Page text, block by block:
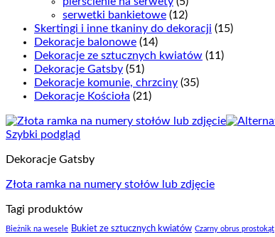
serwetki bankietowe (12)
Skertingi i inne tkaniny do dekoracji (15)
Dekoracje balonowe (14)
Dekoracje ze sztucznych kwiatów (11)
Dekoracje Gatsby (51)
Dekoracje komunie, chrzciny (35)
Dekoracje Kościoła (21)
Szybki podgląd
Dekoracje Gatsby
Złota ramka na numery stołów lub zdjęcie
Tagi produktów
Bieżnik na wesele Bukiet ze sztucznych kwiatów Czarny obrus prostokąt